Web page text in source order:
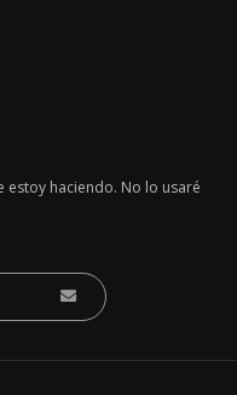
haciendo. No lo usaré